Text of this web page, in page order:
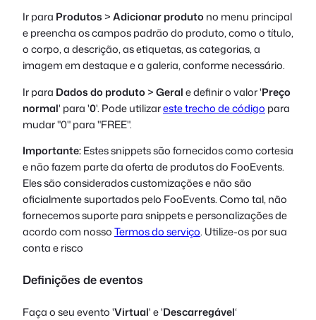
Ir para Produtos>Adicionar produtono menu principal
e preencha os campos padrão do produto, como o título,
o corpo, a descrição, as etiquetas, as categorias, a
imagem em destaque e a galeria, conforme necessário.
Ir para Dados do produto>Gerale definir o valor 'Preço
normal' para '0'. Pode utilizareste trecho de código para
mudar "0" para "FREE".
Importante:Estes snippets são fornecidos como cortesia
e não fazem parte da oferta de produtos do FooEvents.
Eles são considerados customizações e não são
oficialmente suportados pelo FooEvents. Como tal, não
fornecemos suporte para snippets e personalizações de
acordo com nossoTermos do serviço. Utilize-os por sua
conta e risco
Definições de eventos
Faça o seu evento 'Virtual' e 'Descarregável‘